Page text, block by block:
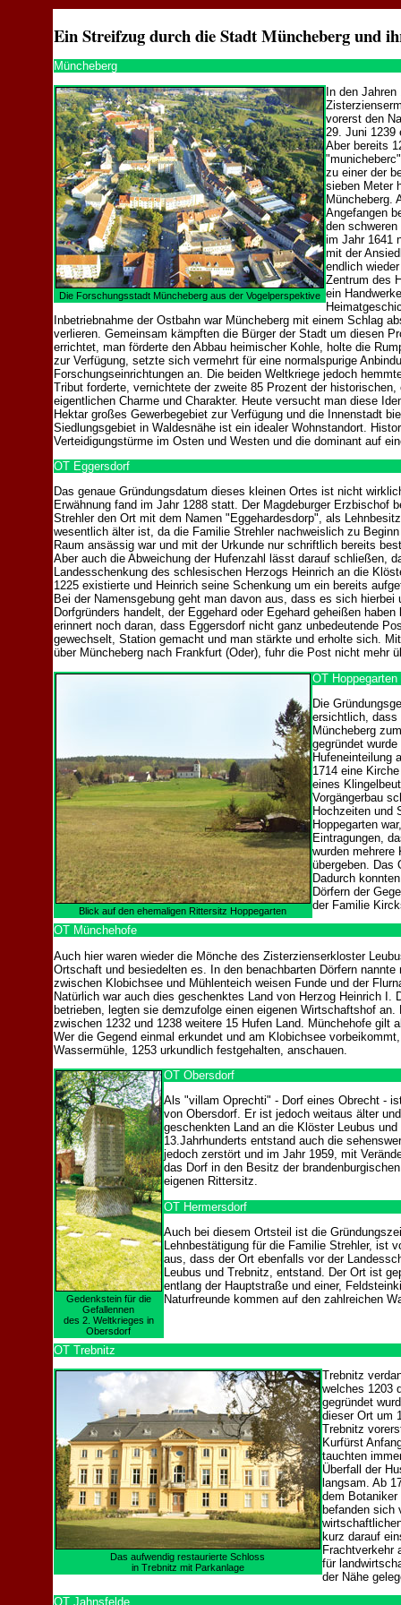
Ein Streifzug durch die Stadt Müncheberg und
Müncheberg
Die Forschungsstadt Müncheberg aus der Vogelperspektive
In den
vorerst den
29. Juni 1239
Aber bereits
zu einer der
sieben Meter
Müncheberg.
Angefangen
den
im Jahr 1641
mit der
endlich
Zentrum des
ein
Inbetriebnahme der Ostbahn war Müncheberg mit einem Schlag
verlieren. Gemeinsam kämpften die Bürger der Stadt um diesen
errichtet, man förderte den Abbau heimischer Kohle, holte die
zur Verfügung, setzte sich vermehrt für eine normalspurige
Forschungseinrichtungen an. Die beiden Weltkriege jedoch
Tribut forderte, vernichtete der zweite 85 Prozent der
eigentlichen Charme und Charakter. Heute versucht man diese
Hektar großes Gewerbegebiet zur Verfügung und die Innenstadt
Siedlungsgebiet in Waldesnähe ist ein idealer Wohnstandort.
Verteidigungstürme im Osten und Westen und die dominant auf
OT Eggersdorf
Das genaue Gründungsdatum dieses kleinen Ortes ist nicht
Erwähnung fand im Jahr 1288 statt. Der Magdeburger Erzbischof
Strehler den Ort mit dem Namen "Eggehardesdorp", als
wesentlich älter ist, da die Familie Strehler nachweislich zu
Raum ansässig war und mit der Urkunde nur schriftlich bereits
Aber auch die Abweichung der Hufenzahl lässt darauf schließen,
Landesschenkung des schlesischen Herzogs Heinrich an die
1225 existierte und Heinrich seine Schenkung um ein bereits
Bei der Namensgebung geht man davon aus, dass es sich hierbei
Dorfgründers handelt, der Eggehard oder Egehard geheißen
erinnert noch daran, dass Eggersdorf nicht ganz unbedeutende
gewechselt, Station gemacht und man stärkte und erholte sich.
über Müncheberg nach Frankfurt (Oder), fuhr die Post nicht mehr
Blick auf den ehemaligen Rittersitz Hoppegarten
OT Hoppegarten
Die
ersichtlich, dass
Müncheberg
gegründet
Hufeneinteilung
1714 eine
eines
Vorgängerbau
Hochzeiten und
Hoppegarten
Eintragungen,
wurden mehrere
übergeben. Das
Dadurch
Dörfern der
der Familie
OT Münchehofe
Auch hier waren wieder die Mönche des Zisterzienserkloster
Ortschaft und besiedelten es. In den benachbarten Dörfern
zwischen Klobichsee und Mühlenteich weisen Funde und der
Natürlich war auch dies geschenktes Land von Herzog Heinrich I.
betrieben, legten sie demzufolge einen eigenen Wirtschaftshof
zwischen 1232 und 1238 weitere 15 Hufen Land. Münchehofe gilt
Wer die Gegend einmal erkundet und am Klobichsee
Wassermühle, 1253 urkundlich festgehalten, anschauen.
Gedenkstein für die
Gefallennen
des 2. Weltkrieges in
Obersdorf
OT Obersdorf
Als "villam Oprechti" - Dorf eines Obrecht -
von Obersdorf. Er ist jedoch weitaus älter
geschenkten Land an die Klöster Leubus
13.Jahrhunderts entstand auch die
jedoch zerstört und im Jahr 1959, mit
das Dorf in den Besitz der
eigenen Rittersitz.
OT Hermersdorf
Auch bei diesem Ortsteil ist die
Lehnbestätigung für die Familie Strehler, ist
aus, dass der Ort ebenfalls vor der
Leubus und Trebnitz, entstand. Der Ort ist
entlang der Hauptstraße und einer,
Naturfreunde kommen auf den zahlreichen
OT Trebnitz
Das aufwendig restaurierte Schloss
in Trebnitz mit Parkanlage
Trebnitz
welches 1203
gegründet
dieser Ort um
Trebnitz
Kurfürst
tauchten
Überfall der
langsam. Ab
dem
befanden sich
kurz darauf
Frachtverkehr
für
der Nähe
OT Jahnsfelde